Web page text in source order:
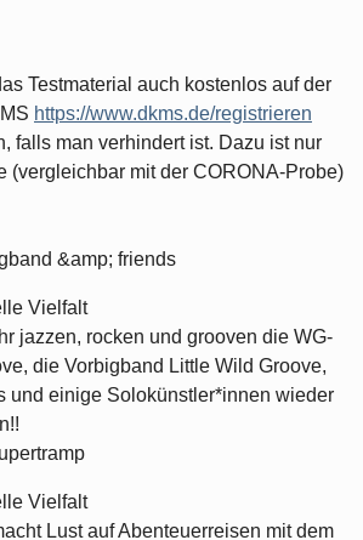
Testmaterial auch kostenlos auf der
https://www.dkms.de/registrieren
falls man verhindert ist. Dazu ist nur
(vergleichbar mit der CORONA-Probe)
&amp; friends
Vielfalt
jazzen, rocken und grooven die WG-
die Vorbigband Little Wild Groove,
und einige Solokünstler*innen wieder
Vielfalt
Lust auf Abenteuerreisen mit dem